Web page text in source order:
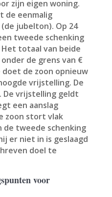
zijn eigen woning.
de eenmalig
jubelton). Op 24
tweede schenking
totaal van beide
de grens van €
doet de zoon opnieuw
vrijstelling. De
vrijstelling geldt
een aanslag
zoon stort vlak
de tweede schenking
er niet in is geslaagd
doel te
voor